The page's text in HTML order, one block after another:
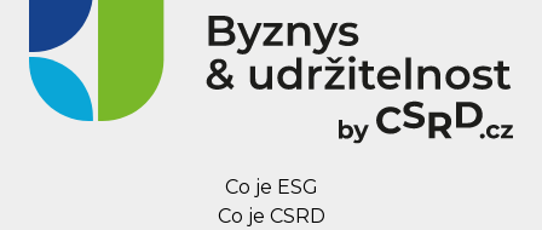
Co je ESG
Co je CSRD